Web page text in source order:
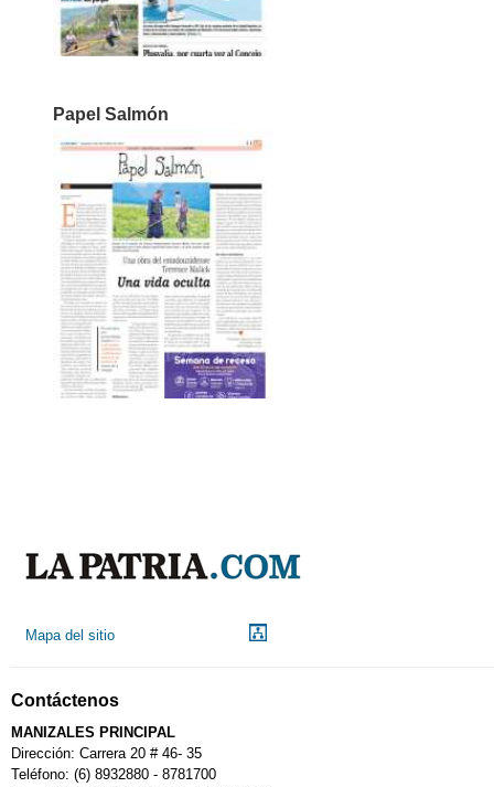
Papel Salmón
Mapa del sitio
Contáctenos
MANIZALES PRINCIPAL
Dirección: Carrera 20 # 46- 35
Teléfono: (6) 8932880 - 8781700